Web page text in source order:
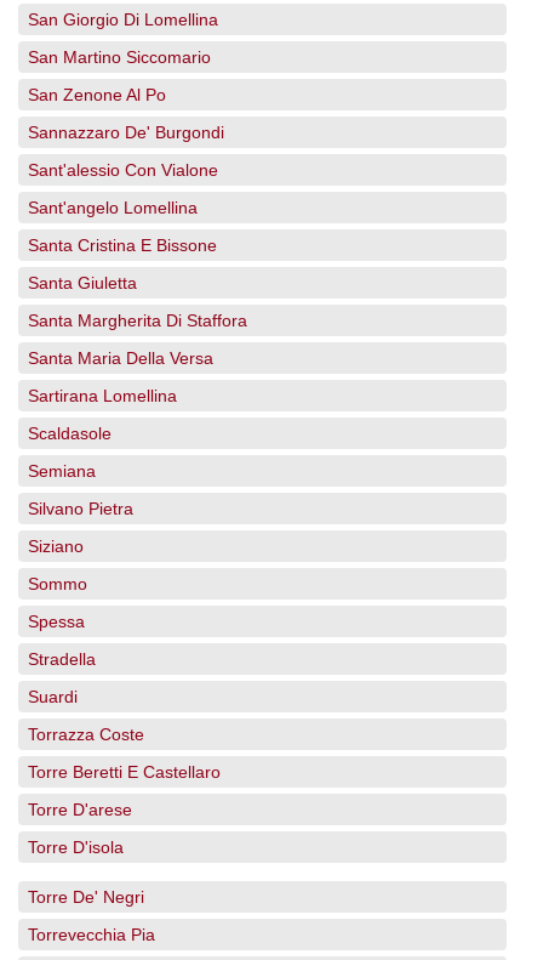
San Giorgio Di Lomellina
San Martino Siccomario
San Zenone Al Po
Sannazzaro De' Burgondi
Sant'alessio Con Vialone
Sant'angelo Lomellina
Santa Cristina E Bissone
Santa Giuletta
Santa Margherita Di Staffora
Santa Maria Della Versa
Sartirana Lomellina
Scaldasole
Semiana
Silvano Pietra
Siziano
Sommo
Spessa
Stradella
Suardi
Torrazza Coste
Torre Beretti E Castellaro
Torre D'arese
Torre D'isola
Torre De' Negri
Torrevecchia Pia